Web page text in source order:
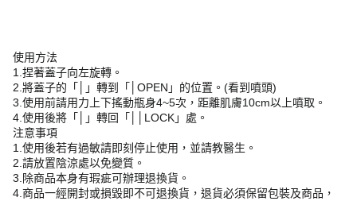
使用方法
1.捏著蓋子向左旋轉。
2.將蓋子的「│」轉到「│OPEN」的位置。(看到噴頭)
3.使用前請用力上下搖動瓶身4~5次，距離肌膚10cm以上噴取。
4.使用後將「│」轉回「││LOCK」處。
注意事項
1.使用後若有過敏請即刻停止使用，並請教醫生。
2.請放置陰涼處以免變質。
3.除商品本身有瑕疵可辦理退換貨。
4.商品一經開封或損毀即不可退換貨，退貨必須保留包裝及商品，